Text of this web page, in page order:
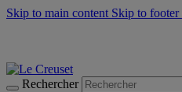
Skip to main content Skip to footer
Rechercher